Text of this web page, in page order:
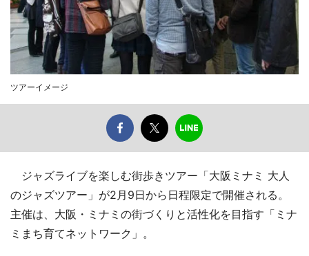
ツアーイメージ
ジャズライブを楽しむ街歩きツアー「大阪ミナミ 大人
のジャズツアー」が2月9日から日程限定で開催される。
主催は、大阪・ミナミの街づくりと活性化を目指す「ミナ
ミまち育てネットワーク」。